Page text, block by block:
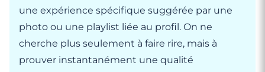
une expérience spécifique suggérée par une
photo ou une playlist liée au profil. On ne
cherche plus seulement à faire rire, mais à
prouver instantanément une qualité